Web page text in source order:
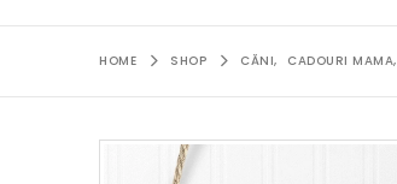
HOME SHOP CĂNI, CADOURI MAMA,